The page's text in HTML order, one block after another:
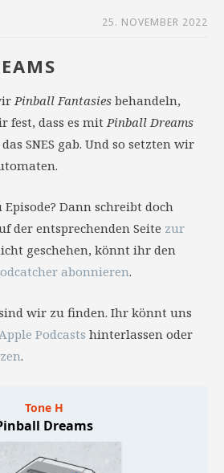
25. NOVEMBER 2022
Pinball Fantasies behandeln,
fest, dass es mitPinball Dreams
SNES gab. Und so setzten wir
Dann schreibt doch
der entsprechenden Seite zur
geschehen, könnt ihr den
abonnieren.
wir zu finden. Ihr könnt uns
Podcasts hinterlassen oder
.